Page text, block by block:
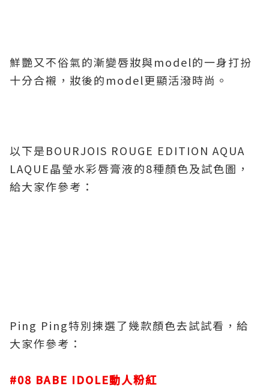
鮮艷又不俗氣的漸變唇妝與model的一身打扮
十分合襯，妝後的model更顯活潑時尚。
以下是BOURJOIS ROUGE EDITION AQUA
LAQUE晶瑩水彩唇膏液的8種顏色及試色圖，
給大家作參考：
Ping Ping特別揀選了幾款顏色去試試看，給
大家作參考：
#08 BABE IDOLE動人粉紅